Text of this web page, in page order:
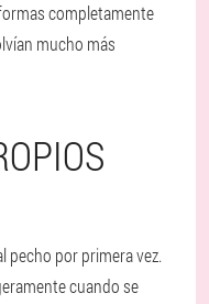
completamente
mucho más
pecho por primera vez.
cuando se